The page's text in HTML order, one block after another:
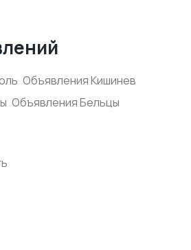
Объявления Кишинев
Объявления Бельцы